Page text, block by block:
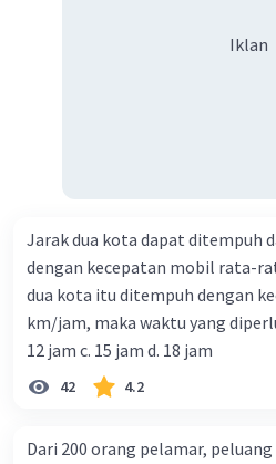
Iklan
Jarak dua kota dapat ditempuh
dengan kecepatan mobil rata-
dua kota itu ditempuh dengan
km/jam, maka waktu yang diperlukan
12 jam c. 15 jam d. 18 jam
42 4.2
Dari 200 orang pelamar,